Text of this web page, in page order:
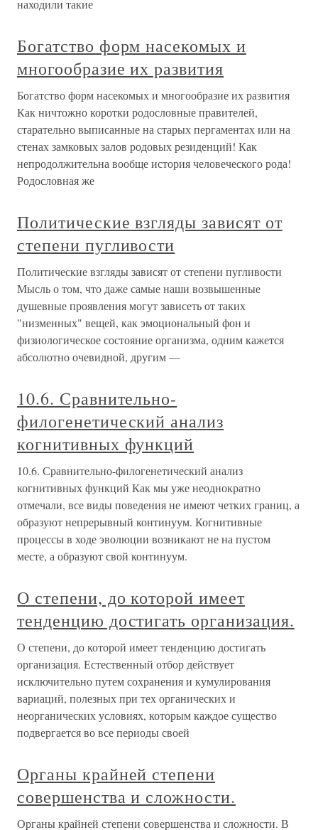
находили такие
Богатство форм насекомых и
многообразие их развития
Богатство форм насекомых и многообразие их развития
Как ничтожно коротки родословные правителей,
старательно выписанные на старых пергаментах или на
стенах замковых залов родовых резиденций! Как
непродолжительна вообще история человеческого рода!
Родословная же
Политические взгляды зависят от
степени пугливости
Политические взгляды зависят от степени пугливости
Мысль о том, что даже самые наши возвышенные
душевные проявления могут зависеть от таких
"низменных" вещей, как эмоциональный фон и
физиологическое состояние организма, одним кажется
абсолютно очевидной, другим —
10.6. Сравнительно-
филогенетический анализ
когнитивных функций
10.6. Сравнительно-филогенетический анализ
когнитивных функций Как мы уже неоднократно
отмечали, все виды поведения не имеют четких границ, а
образуют непрерывный континуум. Когнитивные
процессы в ходе эволюции возникают не на пустом
месте, а образуют свой континуум.
О степени, до которой имеет
тенденцию достигать организация.
О степени, до которой имеет тенденцию достигать
организация. Естественный отбор действует
исключительно путем сохранения и кумулирования
вариаций, полезных при тех органических и
неорганических условиях, которым каждое существо
подвергается во все периоды своей
Органы крайней степени
совершенства и сложности.
Органы крайней степени совершенства и сложности. В